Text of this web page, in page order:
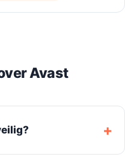
Avast